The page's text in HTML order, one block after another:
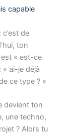
capable
de
ton
« est-ce
« ai-je déjà
ce type ? »
devient ton
une techno,
? Alors tu